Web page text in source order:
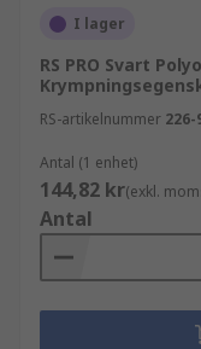
I lager
RS PRO Svart
RS-artikelnummer 226-
Antal (1 enhet)
144,82 kr(exkl.
Antal